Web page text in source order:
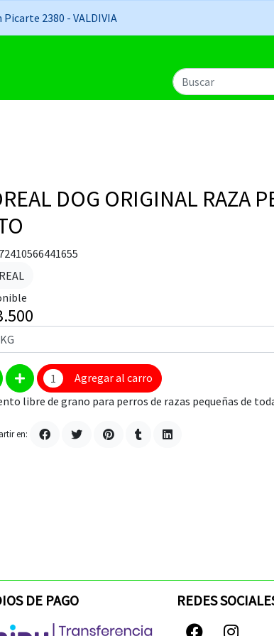
Picarte 2380 - VALDIVIA
DOG ORIGINAL RAZA
Agregar al carro
libre de grano para perros de razas pequeñas de
en:
DE PAGO REDES